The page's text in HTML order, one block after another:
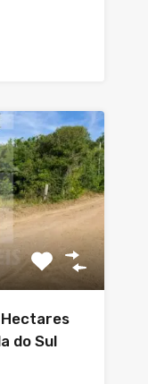
Hectares
do Sul